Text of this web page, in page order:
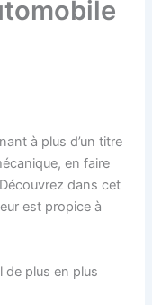
à plus d’un titre
en faire
dans cet
est propice à
de plus en plus